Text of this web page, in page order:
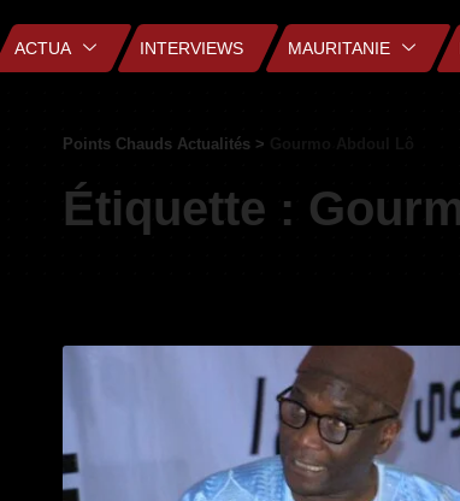
ACTUA INTERVIEWS MAURITANIE
Points Chauds Actualités >
Étiquette :